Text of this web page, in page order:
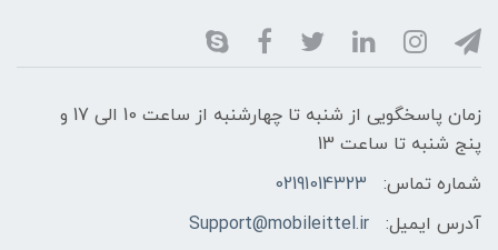
زمان پاسخگویی از شنبه تا چهارشنبه از ساعت 10 الی 17 و
پنج شنبه تا ساعت 13
شماره تماس:
02191014323
آدرس ایمیل:
Support@mobileittel.ir